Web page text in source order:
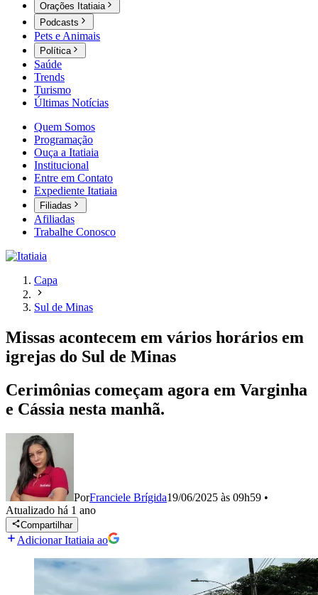
Orações Itatiaia
Podcasts
Pets e Animais
Política
Saúde
Trends
Turismo
Últimas Notícias
Quem Somos
Programação
Ouça a Itatiaia
Institucional
Entre em Contato
Expediente Itatiaia
Filiadas
Afiliadas
Trabalhe Conosco
Capa
Sul de Minas
Missas acontecem em vários horários em
igrejas do Sul de Minas
Cerimônias começam agora em Varginha
e Cássia nesta manhã.
PorFranciele Brígida19/06/2025 às 09h59 •
Atualizado há 1 ano
Compartilhar
Adicionar Itatiaia ao